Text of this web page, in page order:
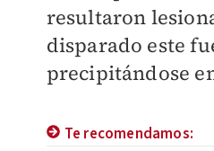
resultaron
disparado este
precipitándose
Te recomendamos: